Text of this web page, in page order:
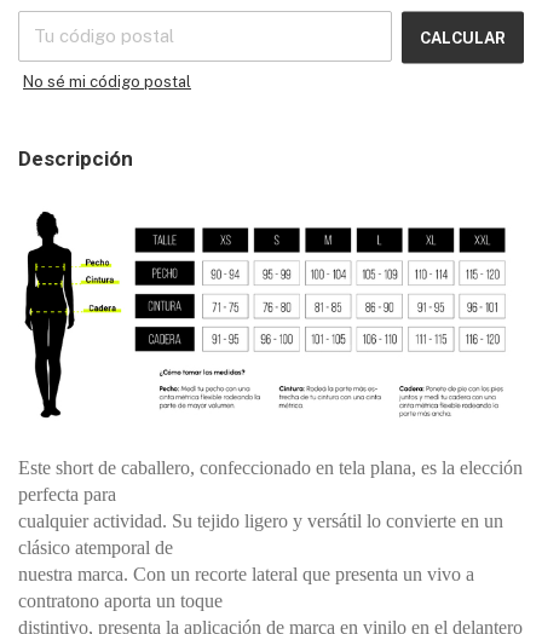
CALCULAR
No sé mi código postal
Descripción
Este short de caballero, confeccionado en tela plana, es la elección
perfecta para
cualquier actividad. Su tejido ligero y versátil lo convierte en un
clásico atemporal de
nuestra marca. Con un recorte lateral que presenta un vivo a
contratono aporta un toque
distintivo, presenta la aplicación de marca en vinilo en el delantero